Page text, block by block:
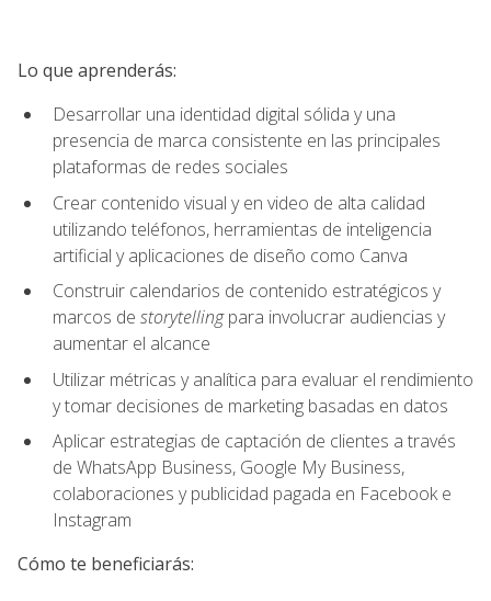
Lo que aprenderás:
Desarrollar una identidad digital sólida y una
presencia de marca consistente en las principales
plataformas de redes sociales
Crear contenido visual y en video de alta calidad
utilizando teléfonos, herramientas de inteligencia
artificial y aplicaciones de diseño como Canva
Construir calendarios de contenido estratégicos y
marcos de storytellingpara involucrar audiencias y
aumentar el alcance
Utilizar métricas y analítica para evaluar el rendimiento
y tomar decisiones de marketing basadas en datos
Aplicar estrategias de captación de clientes a través
de WhatsApp Business, Google My Business,
colaboraciones y publicidad pagada en Facebook e
Instagram
Cómo te beneficiarás: